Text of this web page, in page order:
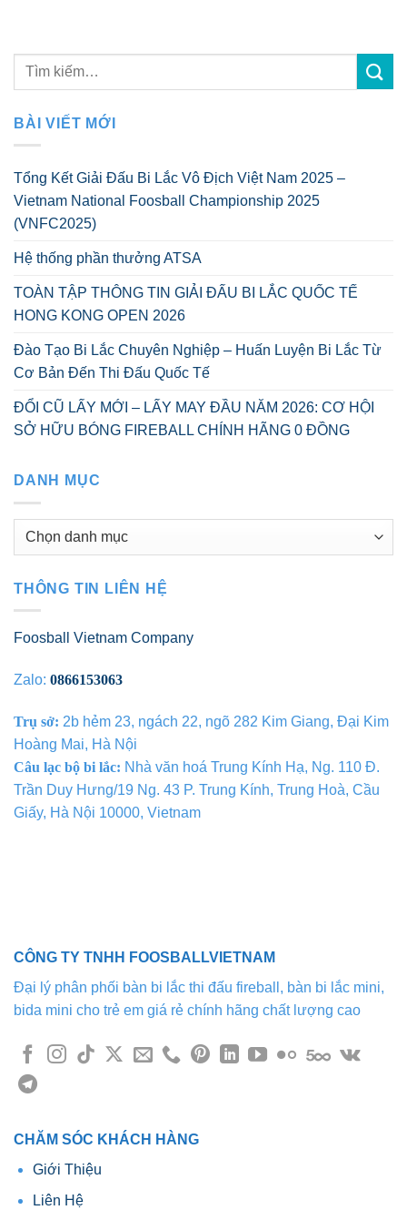
BÀI VIẾT MỚI
Tổng Kết Giải Đấu Bi Lắc Vô Địch Việt Nam 2025 –
Vietnam National Foosball Championship 2025
(VNFC2025)
Hệ thống phần thưởng ATSA
TOÀN TẬP THÔNG TIN GIẢI ĐẤU BI LẮC QUỐC TẾ
HONG KONG OPEN 2026
Đào Tạo Bi Lắc Chuyên Nghiệp – Huấn Luyện Bi Lắc Từ
Cơ Bản Đến Thi Đấu Quốc Tế
ĐỔI CŨ LẤY MỚI – LẤY MAY ĐẦU NĂM 2026: CƠ HỘI
SỞ HỮU BÓNG FIREBALL CHÍNH HÃNG 0 ĐỒNG
DANH MỤC
Danh
THÔNG TIN LIÊN HỆ
Foosball Vietnam Company
Zalo: 0866153063
Trụ sở: 2b hẻm 23, ngách 22, ngõ 282 Kim Giang, Đại Kim
Hoàng Mai, Hà Nội
Câu lạc bộ bi lắc: Nhà văn hoá Trung Kính Hạ, Ng. 110 Đ.
Trần Duy Hưng/19 Ng. 43 P. Trung Kính, Trung Hoà, Cầu
Giấy, Hà Nội 10000, Vietnam
CÔNG TY TNHH FOOSBALLVIETNAM
Đại lý phân phối bàn bi lắc thi đấu fireball, bàn bi lắc mini,
bida mini cho trẻ em giá rẻ chính hãng chất lượng cao
CHĂM SÓC KHÁCH HÀNG
Giới Thiệu
Liên Hệ